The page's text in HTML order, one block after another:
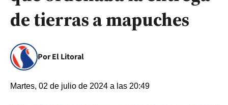
de tierras a mapuches
Por El Litoral
Martes, 02 de julio de 2024 a las 20:49